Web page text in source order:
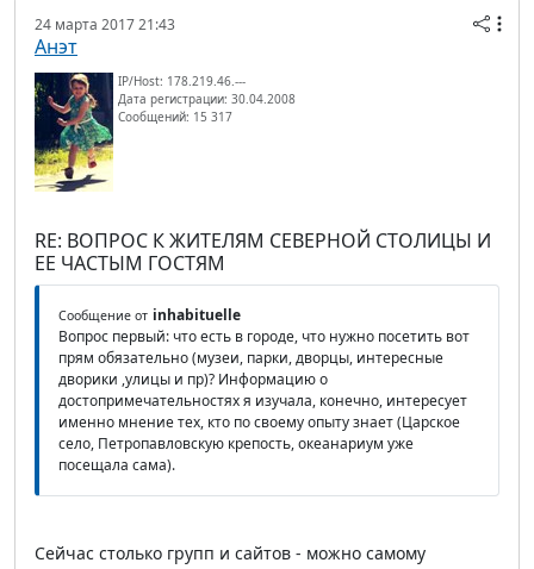
24 марта 2017 21:43
Анэт
IP/Host: 178.219.46.---
Дата регистрации: 30.04.2008
Сообщений: 15 317
RE: ВОПРОС К ЖИТЕЛЯМ СЕВЕРНОЙ СТОЛИЦЫ И
ЕЕ ЧАСТЫМ ГОСТЯМ
Сообщение от inhabituelle
Вопрос первый: что есть в городе, что нужно посетить вот
прям обязательно (музеи, парки, дворцы, интересные
дворики ,улицы и пр)? Информацию о
достопримечательностях я изучала, конечно, интересует
именно мнение тех, кто по своему опыту знает (Царское
село, Петропавловскую крепость, океанариум уже
посещала сама).
Сейчас столько групп и сайтов - можно самому